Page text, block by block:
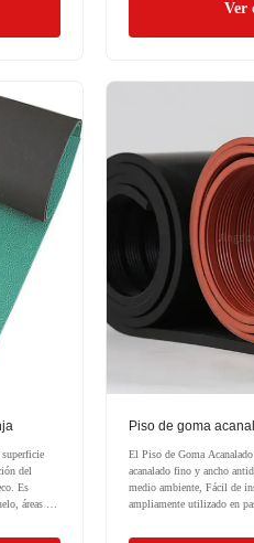
Ver
del
Es
áreas de
Piso de goma
El Piso de Goma
acanalado fino y ancho
medio ambiente, Fácil de
ampliamente utilizado en